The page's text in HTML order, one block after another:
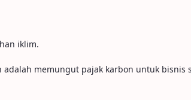
iklim.
memungut pajak karbon untuk bisnis